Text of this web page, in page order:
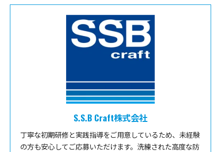
S.S.B Craft株式会社
丁寧な初期研修と実践指導をご用意しているため、未経験
の方も安心してご応募いただけます。洗練された高度な防